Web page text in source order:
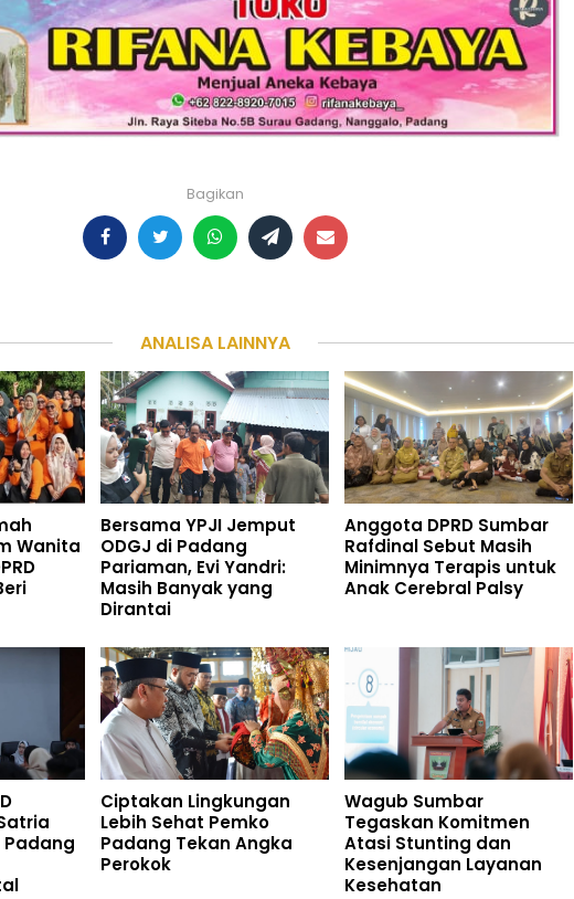
Bagikan
ANALISA LAINNYA
Wanita
Bersama YPJI Jemput
ODGJ di Padang
Pariaman, Evi Yandri:
Masih Banyak yang
Dirantai
Anggota DPRD Sumbar
Rafdinal Sebut Masih
Minimnya Terapis untuk
Anak Cerebral Palsy
Padang
Ciptakan Lingkungan
Lebih Sehat Pemko
Padang Tekan Angka
Perokok
Wagub Sumbar
Tegaskan Komitmen
Atasi Stunting dan
Kesenjangan Layanan
Kesehatan